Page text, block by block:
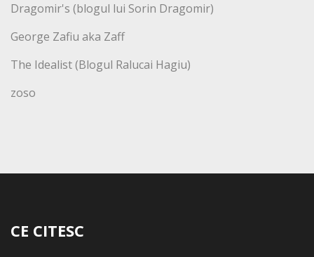
Dragomir's (blogul lui Sorin Dragomir)
George Zafiu aka Zaff
The Idealist (Blogul Ralucai Hagiu)
zoso
CE CITESC